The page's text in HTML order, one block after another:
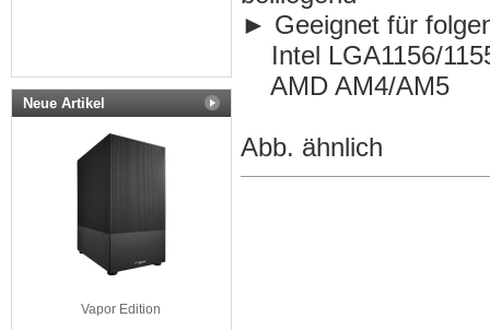
► Geeignet für
Intel LGA1156/
AMD AM4/AM5
Abb. ähnlich
Neue Artikel
Vapor Edition